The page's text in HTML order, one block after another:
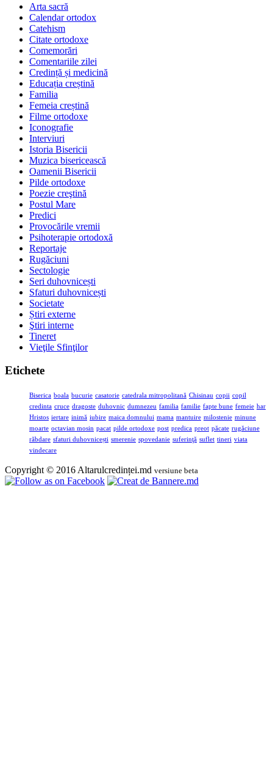
Arta sacră
Calendar ortodox
Catehism
Citate ortodoxe
Comemorări
Comentariile zilei
Credință și medicină
Educația creștină
Familia
Femeia creștină
Filme ortodoxe
Iconografie
Interviuri
Istoria Bisericii
Muzica bisericească
Oamenii Bisericii
Pilde ortodoxe
Poezie creştină
Postul Mare
Predici
Provocările vremii
Psihoterapie ortodoxă
Reportaje
Rugăciuni
Sectologie
Seri duhovnicești
Sfaturi duhovnicești
Societate
Știri externe
Ştiri interne
Tineret
Vieţile Sfinţilor
Etichete
Biserica boala bucurie casatorie catedrala mitropolitană Chisinau copii copil
credinta cruce dragoste duhovnic dumnezeu familia familie fapte bune femeie har
Hristos iertare inimă iubire maica domnului mama mantuire milostenie minune
moarte octavian mosin pacat pilde ortodoxe post predica preot păcate rugăciune
răbdare sfaturi duhovnicești smerenie spovedanie suferinţă suflet tineri viata
vindecare
Copyright © 2016 Altarulcredinței.md versiune beta